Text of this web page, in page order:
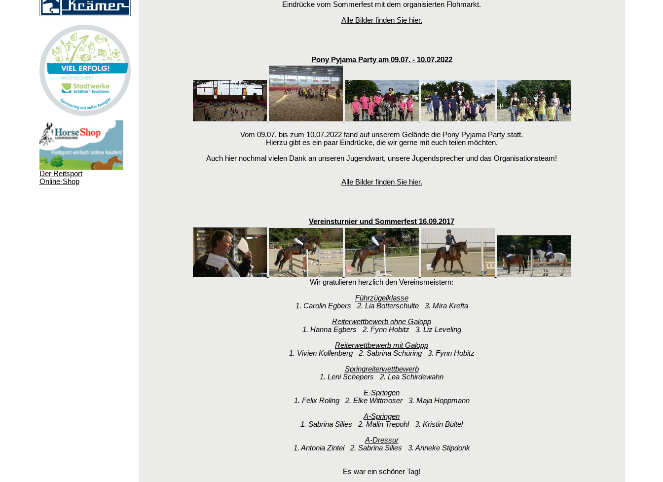
Der Reitsport
Online-Shop
Eindrücke vom Sommerfest mit dem organisierten Flohmarkt.
Alle Bilder finden Sie hier.
Pony Pyjama Party am 09.07. - 10.07.2022
Vom 09.07. bis zum 10.07.2022 fand auf unserem Gelände die Pony Pyjama Party statt.
Hierzu gibt es ein paar Eindrücke, die wir gerne mit euch teilen möchten.
Auch hier nochmal vielen Dank an unseren Jugendwart, unsere Jugendsprecher und das Organisationsteam!
Alle Bilder finden Sie hier.
Vereinsturnier und Sommerfest 16.09.2017
Wir gratulieren herzlich den Vereinsmeistern:
Führzügelklasse
1. Carolin Egbers 2. Lia Botterschulte 3. Mira Krefta
Reiterwettbewerb ohne Galopp
1. Hanna Egbers 2. Fynn Hobitz 3. Liz Leveling
Reiterwettbewerb mit Galopp
1. Vivien Kollenberg 2. Sabrina Schüring 3. Fynn Hobitz
Springreiterwettbewerb
1. Leni Schepers 2. Lea Schirdewahn
E-Springen
1. Felix Roling 2. Elke Wittmoser 3. Maja Hoppmann
A-Springen
1. Sabrina Silies 2. Malin Trepohl 3. Kristin Bültel
A-Dressur
1. Antonia Zintel 2. Sabrina Silies 3. Anneke Stipdonk
Es war ein schöner Tag!